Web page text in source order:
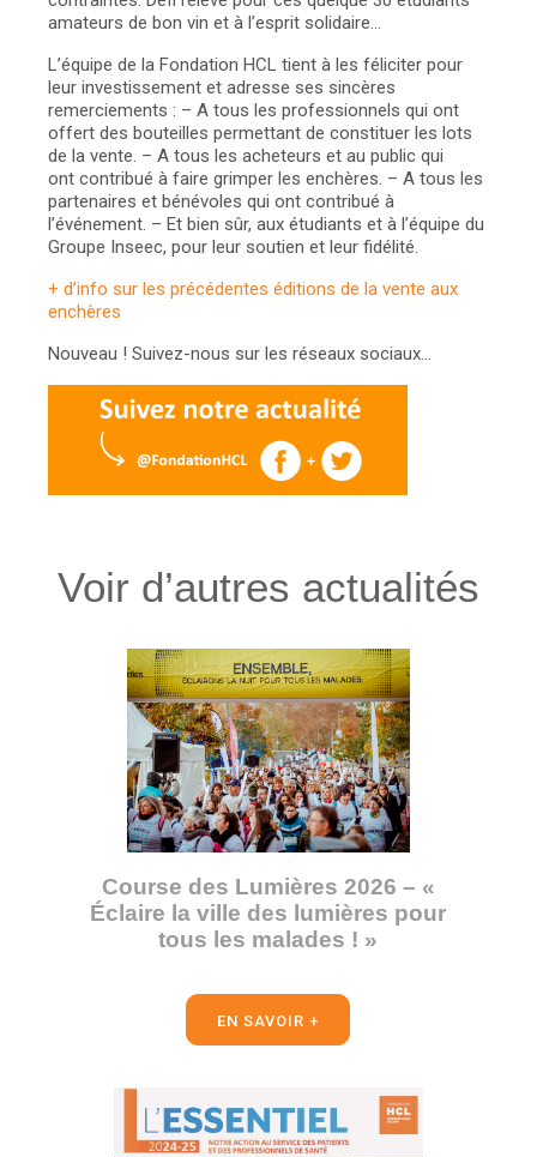
amateurs de bon vin et à l’esprit solidaire…
L’équipe de la Fondation HCL tient à les féliciter pour
leur investissement et adresse ses sincères
remerciements : – A tous les professionnels qui ont
offert des bouteilles permettant de constituer les lots
de la vente. – A tous les acheteurs et au public qui
ont contribué à faire grimper les enchères. – A tous les
partenaires et bénévoles qui ont contribué à
l’événement. – Et bien sûr, aux étudiants et à l’équipe du
Groupe Inseec, pour leur soutien et leur fidélité.
+ d’info sur les précédentes éditions de la vente aux
enchères
Nouveau ! Suivez-nous sur les réseaux sociaux…
Voir d’autres actualités
Course des Lumières 2026 – «
Éclaire la ville des lumières pour
tous les malades ! »
EN SAVOIR +